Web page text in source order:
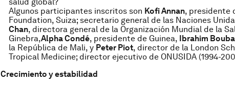
Algunos participantes inscritos son Kofi Annan, presidente
Foundation, Suiza; secretario general de las Naciones
Chan, directora general de la Organización Mundial de la
Ginebra,Alpha Condé, presidente de Guinea, Ibrahim
la República de Mali, y Peter Piot, director de la London
Tropical Medicine; director ejecutivo de ONUSIDA (1994-
Crecimiento y estabilidad